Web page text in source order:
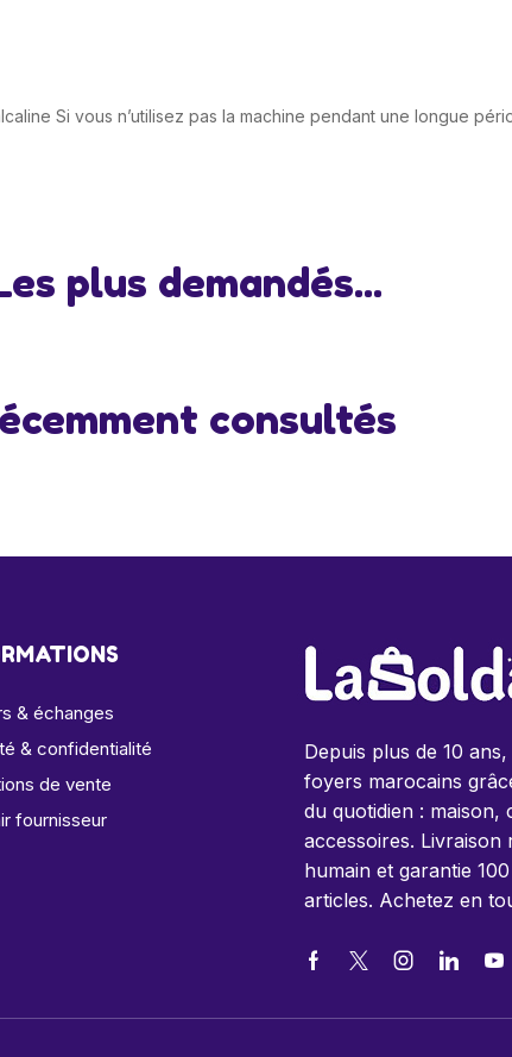
Si vous n’utilisez pas la machine pendant une longue
plus demandés...
consultés
& échanges
& confidentialité
de vente
fournisseur
Depuis plus de 10
foyers marocains
du quotidien : maison,
accessoires.
humain et garantie
articles. Achetez en